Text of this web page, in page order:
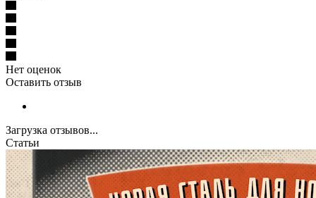
Нет оценок
Оставить отзыв
Загрузка отзывов...
Статьи